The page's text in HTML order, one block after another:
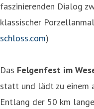
faszinierenden Dialog
klassischer
schloss.com)
Das Felgenfest im
statt und lädt zu einem
Entlang der 50 km